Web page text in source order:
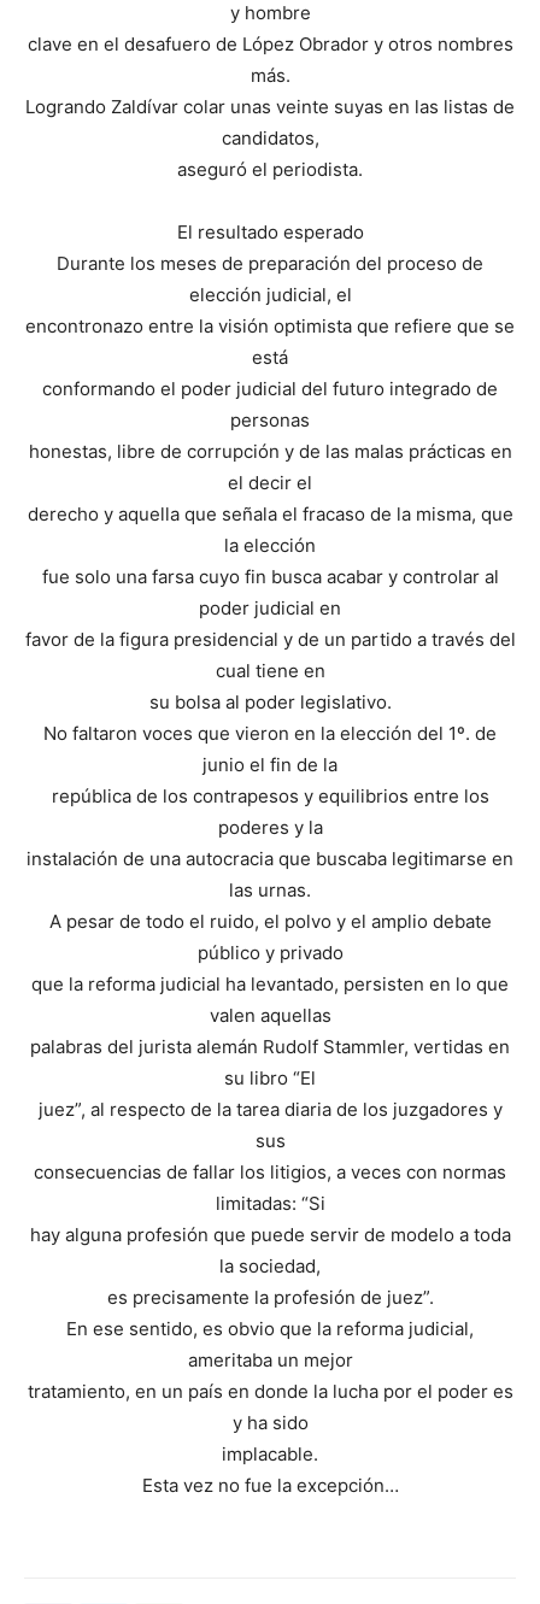
y hombre
clave en el desafuero de López Obrador y otros nombres
más.
Logrando Zaldívar colar unas veinte suyas en las listas de
candidatos,
aseguró el periodista.
El resultado esperado
Durante los meses de preparación del proceso de
elección judicial, el
encontronazo entre la visión optimista que refiere que se
está
conformando el poder judicial del futuro integrado de
personas
honestas, libre de corrupción y de las malas prácticas en
el decir el
derecho y aquella que señala el fracaso de la misma, que
la elección
fue solo una farsa cuyo fin busca acabar y controlar al
poder judicial en
favor de la figura presidencial y de un partido a través del
cual tiene en
su bolsa al poder legislativo.
No faltaron voces que vieron en la elección del 1º. de
junio el fin de la
república de los contrapesos y equilibrios entre los
poderes y la
instalación de una autocracia que buscaba legitimarse en
las urnas.
A pesar de todo el ruido, el polvo y el amplio debate
público y privado
que la reforma judicial ha levantado, persisten en lo que
valen aquellas
palabras del jurista alemán Rudolf Stammler, vertidas en
su libro “El
juez”, al respecto de la tarea diaria de los juzgadores y
sus
consecuencias de fallar los litigios, a veces con normas
limitadas: “Si
hay alguna profesión que puede servir de modelo a toda
la sociedad,
es precisamente la profesión de juez”.
En ese sentido, es obvio que la reforma judicial,
ameritaba un mejor
tratamiento, en un país en donde la lucha por el poder es
y ha sido
implacable.
Esta vez no fue la excepción…